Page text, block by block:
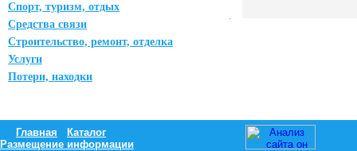
Спорт, туризм, отдых
Средства связи
Строительство, ремонт, отделка
Услуги
Потери, находки
Главная
Каталог
Размещение информации